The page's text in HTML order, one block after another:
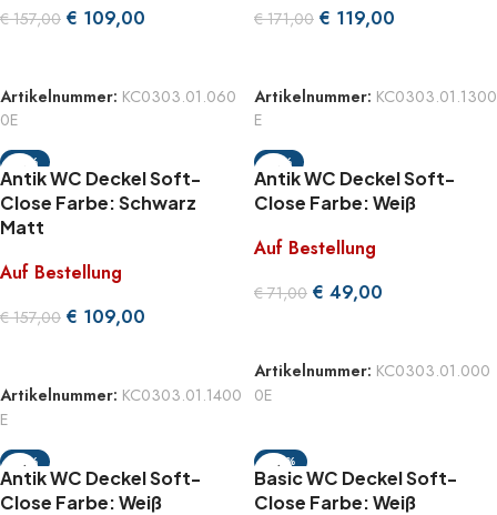
€157,00 € 109,00
Artikelnummer: KC0303.01.060
0E
€171,00 € 119,00
Artikelnummer: KC0303.01.1300
E
-31%
Antik WC Deckel Soft-
Close Farbe: Schwarz
Matt
Auf Bestellung
€157,00 € 109,00
Artikelnummer: KC0303.01.1400
E
-31%
Antik WC Deckel Soft-
Close Farbe: Weiß
Auf Bestellung
€71,00 € 49,00
Artikelnummer: KC0303.01.000
0E
-31%
Antik WC Deckel Soft-
Close Farbe: Weiß
-34%
Basic WC Deckel Soft-
Close Farbe: Weiß